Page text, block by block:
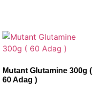
Mutant Glutamine 300g (
60 Adag )